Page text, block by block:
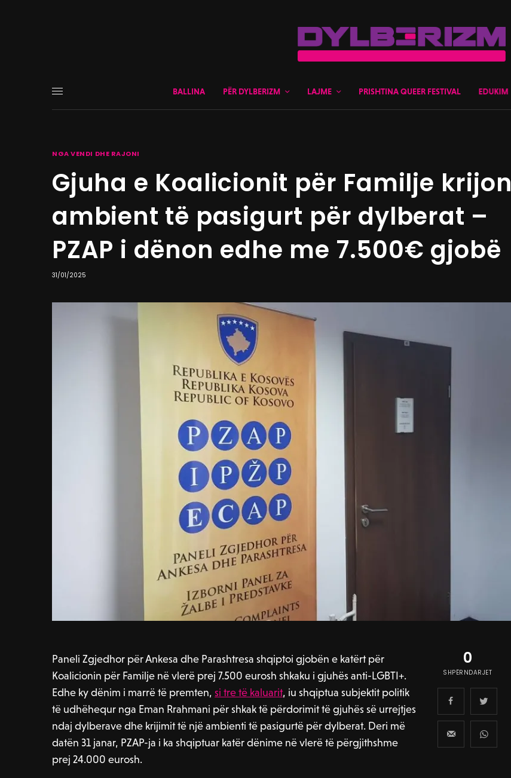
BALLINA PËR DYLBERIZM LAJME PRISHTINA QUEER FESTIVAL EDUKIM
NGA VENDI DHE RAJONI
Gjuha e Koalicionit për Familje krijon
ambient të pasigurt për dylberat –
PZAP i dënon edhe me 7.500€ gjobë
31/01/2025
Paneli Zgjedhor për Ankesa dhe Parashtresa shqiptoi gjobën e katërt për
Koalicionin për Familje në vlerë prej 7.500 eurosh shkaku i gjuhës anti-LGBTI+.
Edhe ky dënim i marrë të premten,si tre të kaluarit, iu shqiptua subjektit politik
të udhëhequr nga Eman Rrahmani për shkak të përdorimit të gjuhës së urrejtjes
ndaj dylberave dhe krijimit të një ambienti të pasigurtë për dylberat. Deri më
datën 31 janar, PZAP-ja i ka shqiptuar katër dënime në vlerë të përgjithshme
prej 24.000 eurosh.
0
SHPËRNDARJET